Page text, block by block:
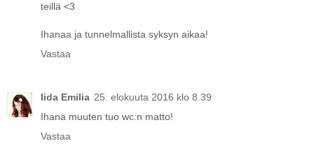
teillä <3
Ihanaa ja tunnelmallista syksyn aikaa!
Vastaa
Iida Emilia 25. elokuuta 2016 klo 8.39
Ihana muuten tuo wc:n matto!
Vastaa